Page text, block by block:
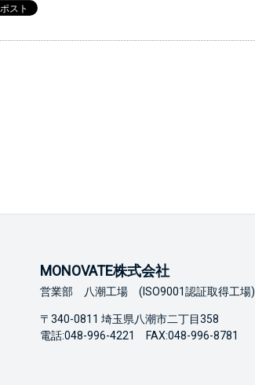
MONOVATE株式会社
営業部 八潮工場 (ISO9001認証取得工場)
〒340-0811 埼玉県八潮市二丁目358
電話:048-996-4221 FAX:048-996-8781